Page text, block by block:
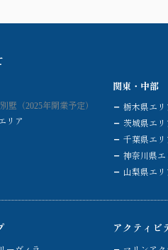
墅（2025年開業予定）
リア
関東・中部
栃木県エリ
茨城県エリ
千葉県エリ
神奈川県エ
山梨県エリ
アクティビ